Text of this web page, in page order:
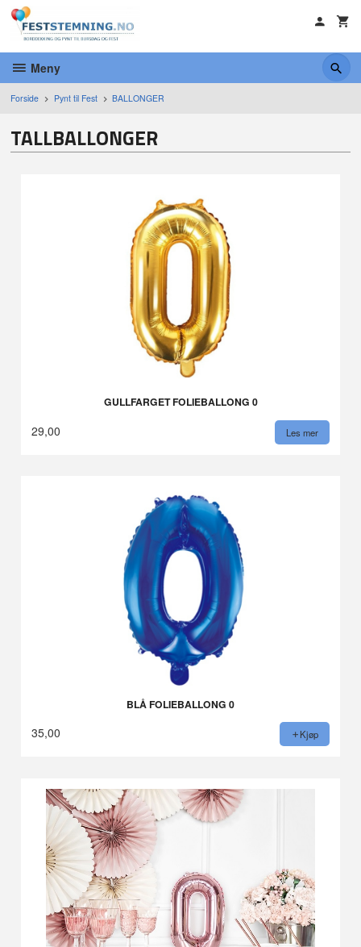
Gå
innholdet
Meny
Forside Pynt til Fest BALLONGER
TALLBALLONGER
GULLFARGET FOLIEBALLONG 0
29,00 Les mer
BLÅ FOLIEBALLONG 0
35,00 Kjøp